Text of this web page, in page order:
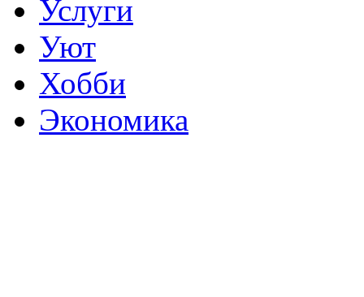
Услуги
Уют
Хобби
Экономика